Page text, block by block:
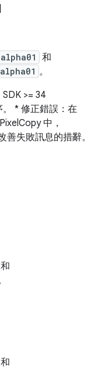
和
。
>= 34
。 * 修正錯誤：在
中，
失敗訊息的措辭。
和
和